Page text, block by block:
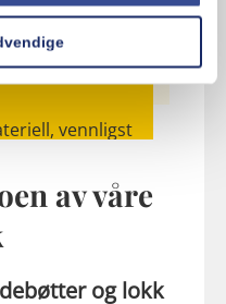
video
vennligst
av våre
og lokk